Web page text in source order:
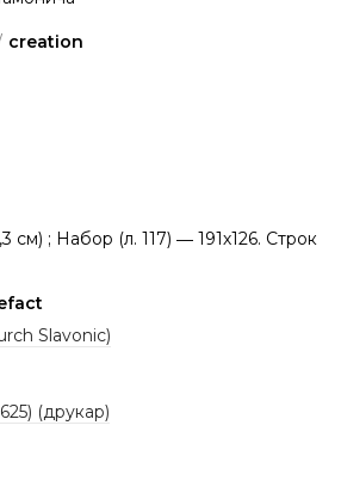
creation
см) ; Набор (л. 117) ― 191х126. Строк
Slavonic)
(друкар)